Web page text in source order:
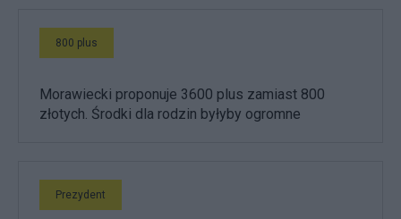
800 plus
Morawiecki proponuje 3600 plus zamiast 800
złotych. Środki dla rodzin byłyby ogromne
Prezydent